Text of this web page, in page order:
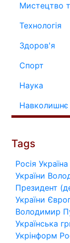
Мистецтво
Технологія
Здоров'я
Спорт
Наука
Tags
Росія Україна
України
Президент
України
Володимир
Українська
Укрінформ